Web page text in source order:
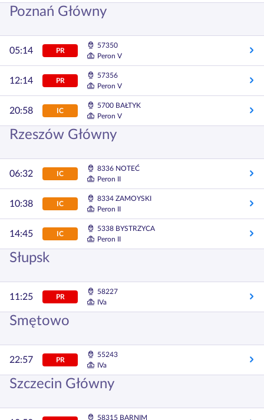
Poznań Główny
05:14 PR
57350
Peron V
12:14 PR
57356
Peron V
20:58 IC
5700 BAŁTYK
Peron V
Rzeszów Główny
06:32 IC
8336 NOTEĆ
Peron II
10:38 IC
8334 ZAMOYSKI
Peron II
14:45 IC
5338 BYSTRZYCA
Peron II
Słupsk
11:25 PR
58227
IVa
Smętowo
22:57 PR
55243
IVa
Szczecin Główny
58315 BARNIM